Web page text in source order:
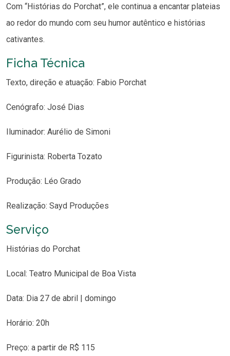
Com “Histórias do Porchat”, ele continua a encantar plateias
ao redor do mundo com seu humor autêntico e histórias
cativantes.
Ficha Técnica
Texto, direção e atuação: Fabio Porchat
Cenógrafo: José Dias
Iluminador: Aurélio de Simoni
Figurinista: Roberta Tozato
Produção: Léo Grado
Realização: Sayd Produções
Serviço
Histórias do Porchat
Local: Teatro Municipal de Boa Vista
Data: Dia 27 de abril | domingo
Horário: 20h
Preço: a partir de R$ 115